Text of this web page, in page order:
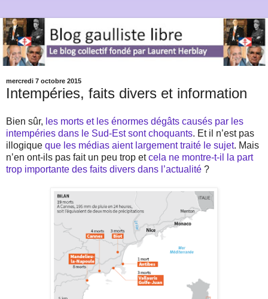
mercredi 7 octobre 2015
Intempéries, faits divers et information
Bien sûr, les morts et les énormes dégâts causés par les
intempéries dans le Sud-Est sont choquants. Et il n’est pas
illogique que les médias aient largement traité le sujet. Mais
n’en ont-ils pas fait un peu trop etcela ne montre-t-il la part
trop importante des faits divers dans l’actualité ?